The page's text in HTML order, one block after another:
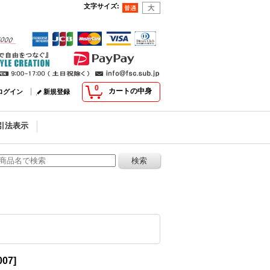
文字サイズ:
0 カートの中身
グイン 新規登録
法表示
]